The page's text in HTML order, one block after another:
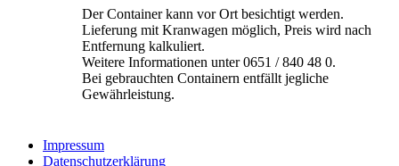
Der Container kann vor Ort besichtigt werden.
Lieferung mit Kranwagen möglich, Preis wird nach
Entfernung kalkuliert.
Weitere Informationen unter 0651 / 840 48 0.
Bei gebrauchten Containern entfällt jegliche
Gewährleistung.
Impressum
Datenschutzerklärung